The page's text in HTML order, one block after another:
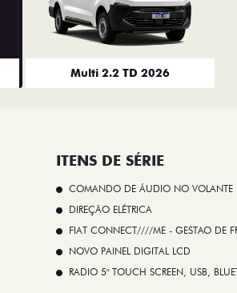
Multi 2.2 TD 2026
ITENS DE SÉRIE
COMANDO DE ÁUDIO NO VOLANTE
DIREÇÃO ELÉTRICA
FIAT CONNECT////ME - GESTAO DE
NOVO PAINEL DIGITAL LCD
RADIO 5" TOUCH SCREEN, USB,